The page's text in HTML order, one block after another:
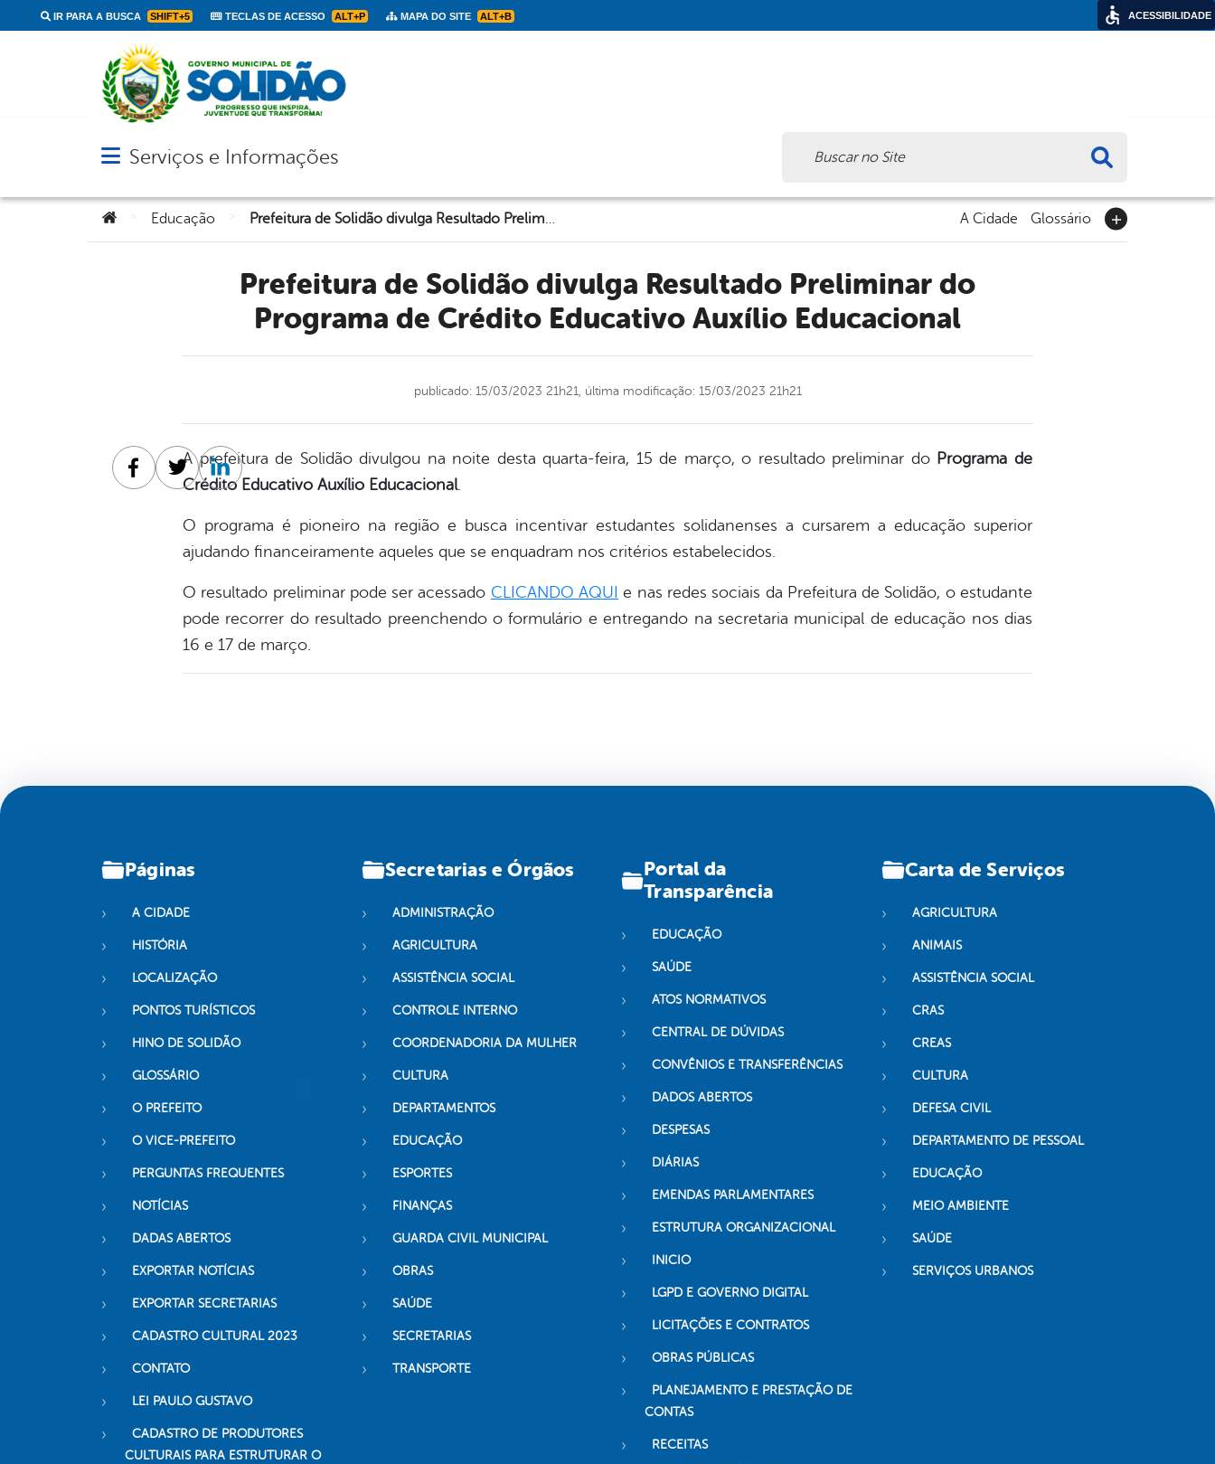
IR PARA A BUSCA SHIFT+5 TECLAS DE ACESSO ALT+P MAPA DO SITE ALT+B
Abrir menu principal de navegação
Serviços e Informações
Você está aqui:
Educação Prefeitura de Solidão divulga Resultado Preliminar do Programa de Crédito Educativo Auxílio Educacional A Cidade Glossário
Prefeitura de Solidão divulga Resultado Preliminar do
Programa de Crédito Educativo Auxílio Educacional
publicado: 15/03/2023 21h21, última modificação: 15/03/2023 21h21
A prefeitura de Solidão divulgou na noite desta quarta-feira, 15 de março, o resultado preliminar do Programa de
Crédito Educativo Auxílio Educacional.
O programa é pioneiro na região e busca incentivar estudantes solidanenses a cursarem a educação superior
ajudando financeiramente aqueles que se enquadram nos critérios estabelecidos.
O resultado preliminar pode ser acessado CLICANDO AQUI e nas redes sociais da Prefeitura de Solidão, o estudante
pode recorrer do resultado preenchendo o formulário e entregando na secretaria municipal de educação nos dias
16 e 17 de março.
Facebook
TwitterLinkedin
Páginas
A CIDADE
HISTÓRIA
LOCALIZAÇÃO
PONTOS TURÍSTICOS
HINO DE SOLIDÃO
GLOSSÁRIO
O PREFEITO
O VICE-PREFEITO
PERGUNTAS FREQUENTES
NOTÍCIAS
DADAS ABERTOS
EXPORTAR NOTÍCIAS
EXPORTAR SECRETARIAS
CADASTRO CULTURAL 2023
CONTATO
LEI PAULO GUSTAVO
CADASTRO DE PRODUTORES
CULTURAIS PARA ESTRUTURAR O
Secretarias e Órgãos
ADMINISTRAÇÃO
AGRICULTURA
ASSISTÊNCIA SOCIAL
CONTROLE INTERNO
COORDENADORIA DA MULHER
CULTURA
DEPARTAMENTOS
EDUCAÇÃO
ESPORTES
FINANÇAS
GUARDA CIVIL MUNICIPAL
OBRAS
SAÚDE
SECRETARIAS
TRANSPORTE
Portal da
Transparência
EDUCAÇÃO
SAÚDE
ATOS NORMATIVOS
CENTRAL DE DÚVIDAS
CONVÊNIOS E TRANSFERÊNCIAS
DADOS ABERTOS
DESPESAS
DIÁRIAS
EMENDAS PARLAMENTARES
ESTRUTURA ORGANIZACIONAL
INICIO
LGPD E GOVERNO DIGITAL
LICITAÇÕES E CONTRATOS
OBRAS PÚBLICAS
PLANEJAMENTO E PRESTAÇÃO DE
CONTAS
RECEITAS
Carta de Serviços
AGRICULTURA
ANIMAIS
ASSISTÊNCIA SOCIAL
CRAS
CREAS
CULTURA
DEFESA CIVIL
DEPARTAMENTO DE PESSOAL
EDUCAÇÃO
MEIO AMBIENTE
SAÚDE
SERVIÇOS URBANOS
ACESSIBILIDADE